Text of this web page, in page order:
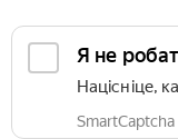
Я не робат
Націсніце,
SmartCaptcha